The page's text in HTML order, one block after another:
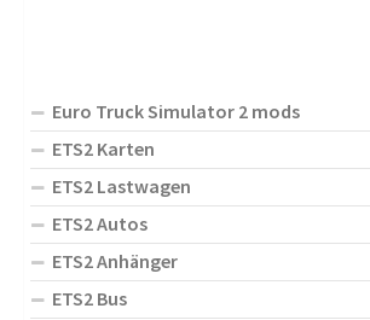
Euro Truck Simulator 2 mods
ETS2 Karten
ETS2 Lastwagen
ETS2 Autos
ETS2 Anhänger
ETS2 Bus